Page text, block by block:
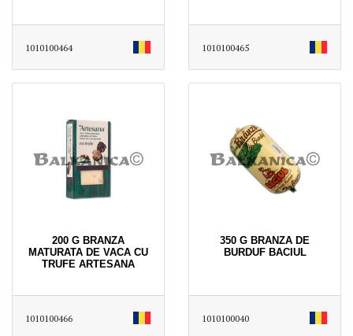
1010100464 1010100465
200 G BRANZA
MATURATA DE VACA CU
TRUFE ARTESANA
1010100466
350 G BRANZA DE
BURDUF BACIUL
1010100040